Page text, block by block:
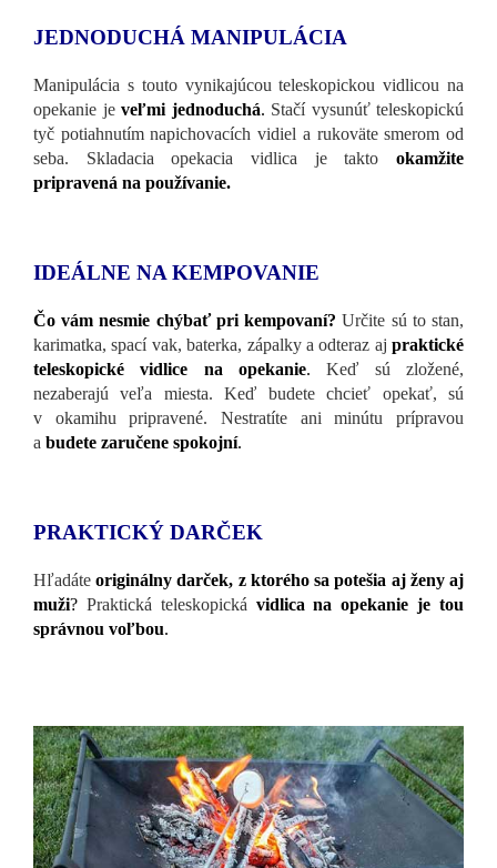
JEDNODUCHÁ MANIPULÁCIA
Manipulácia s touto vynikajúcou teleskopickou vidlicou na
opekanie je veľmi jednoduchá. Stačí vysunúť teleskopickú
tyč potiahnutím napichovacích vidiel a rukoväte smerom od
seba. Skladacia opekacia vidlica je takto
okamžite
pripravená na používanie.
IDEÁLNE NA KEMPOVANIE
Čo vám nesmie chýbať pri kempovaní? Určite sú to stan,
karimatka, spací vak, baterka, zápalky a odteraz aj praktické
teleskopické vidlice na opekanie. Keď sú zložené,
nezaberajú veľa miesta. Keď budete chcieť opekať, sú
v okamihu pripravené. Nestratíte ani minútu prípravou
a budete zaručene spokojní.
PRAKTICKÝ DARČEK
Hľadáteoriginálny darček, z ktorého sa potešia aj ženy aj
muži? Praktická teleskopická vidlica na opekanie je tou
správnou voľbou.